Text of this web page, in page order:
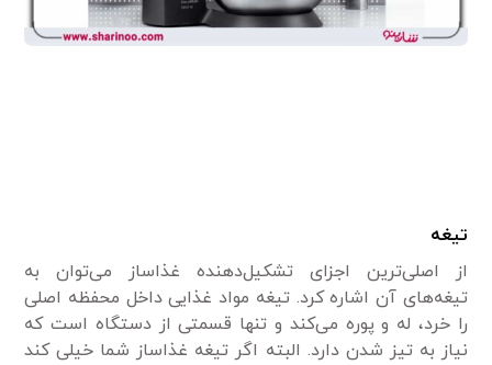
تیغه
از اصلی‌ترین اجزای تشکیل‌دهنده غذاساز می‌توان به
تیغه‌های آن اشاره کرد. تیغه مواد غذایی داخل محفظه اصلی
را خرد، له و پوره می‌کند و تنها قسمتی از دستگاه است که
نیاز به تیز شدن دارد. البته اگر تیغه غذاساز شما خیلی کند